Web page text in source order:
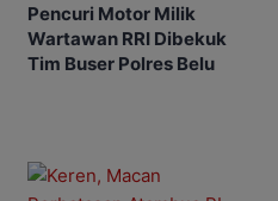
Pencuri Motor Milik
Wartawan RRI Dibekuk
Tim Buser Polres Belu